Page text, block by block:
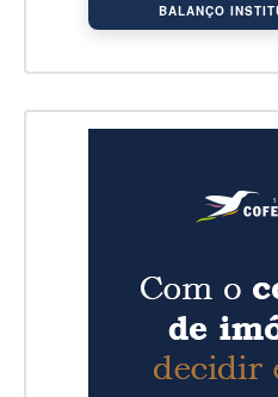
BALANÇO